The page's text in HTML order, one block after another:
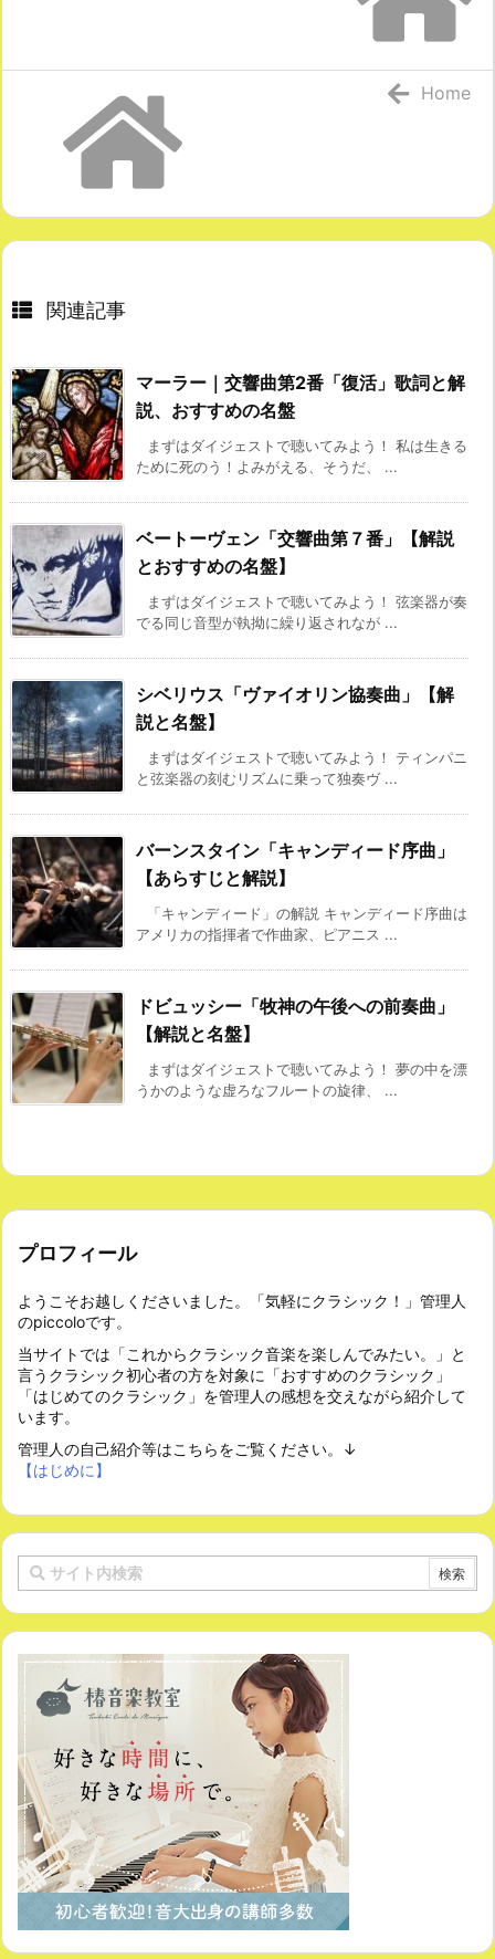
Home
関連記事
マーラー｜交響曲第2番「復活」歌詞と解
説、おすすめの名盤
まずはダイジェストで聴いてみよう！ 私は生きる
ために死のう！よみがえる、そうだ、 ...
ベートーヴェン「交響曲第７番」【解説
とおすすめの名盤】
まずはダイジェストで聴いてみよう！ 弦楽器が奏
でる同じ音型が執拗に繰り返されなが ...
シベリウス「ヴァイオリン協奏曲」【解
説と名盤】
まずはダイジェストで聴いてみよう！ ティンパニ
と弦楽器の刻むリズムに乗って独奏ヴ ...
バーンスタイン「キャンディード序曲」
【あらすじと解説】
「キャンディード」の解説 キャンディード序曲は
アメリカの指揮者で作曲家、ピアニス ...
ドビュッシー「牧神の午後への前奏曲」
【解説と名盤】
まずはダイジェストで聴いてみよう！ 夢の中を漂
うかのような虚ろなフルートの旋律、 ...
プロフィール
ようこそお越しくださいました。「気軽にクラシック！」管理人
のpiccoloです。
当サイトでは「これからクラシック音楽を楽しんでみたい。」と
言うクラシック初心者の方を対象に「おすすめのクラシック」
「はじめてのクラシック」を管理人の感想を交えながら紹介して
います。
管理人の自己紹介等はこちらをご覧ください。↓
【はじめに】